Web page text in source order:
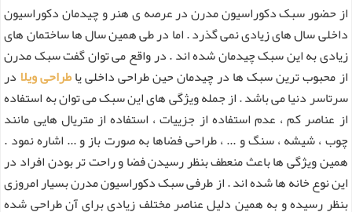
از حضور سبک دکوراسیون مدرن در عرصه ی هنر و چیدمان دکوراسیون
داخلی سال های زیادی نمی گذرد . اما در طی همین سال ها ساختمان های
زیادی به این سبک چیدمان شده اند . در واقع می توان گفت سبک مدرن
از محبوب ترین سبک ها در چیدمان حین طراحی داخلی یاطراحی ویلا در
سرتاسر دنیا می باشد . از جمله ویژگی های این سبک می توان به استفاده
از عناصر کم ، عدم استفاده از جزییات ، استفاده از متریال هایی مانند
چوب ، شیشه ، سنگ و ... ، طراحی فضاها به صورت باز و ... اشاره نمود .
همین ویژگی ها باعث منعطف بنظر رسیدن فضا و راحت تر بودن افراد در
این نوع خانه ها شده اند . از طرفی سبک دکوراسیون مدرن بسیار امروزی
بنظر رسیده و به همین دلیل عناصر مختلف زیادی برای آن طراحی شده